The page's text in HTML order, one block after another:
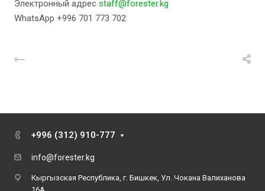
Электронный адрес staff@forester.kg
WhatsApp +996 701 773 702
+996 (312) 910-777
info@forester.kg
Кыргызская Республика, г. Бишкек, Ул. Чокана Валиханова